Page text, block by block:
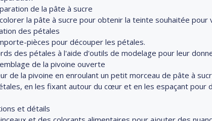
de la pâte à sucre
la pâte à sucre pour obtenir la teinte souhaitée pour
des pétales
pièces pour découper les pétales.
des pétales à l'aide d'outils de modelage pour leur
de la pivoine ouverte
de la pivoine en enroulant un petit morceau de pâte à
en les fixant autour du cœur et en les espaçant pour
et détails